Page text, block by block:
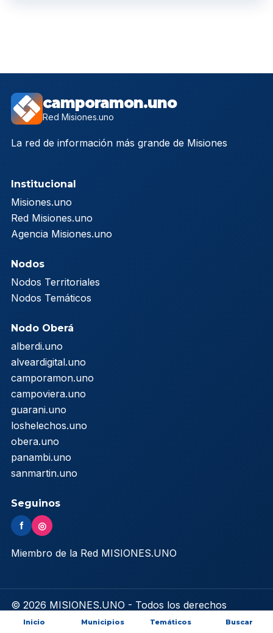
camporamon.uno
Red Misiones.uno
La red de información más grande de Misiones
Institucional
Misiones.uno
Red Misiones.uno
Agencia Misiones.uno
Nodos
Nodos Territoriales
Nodos Temáticos
Nodo Oberá
alberdi.uno
alveardigital.uno
camporamon.uno
campoviera.uno
guarani.uno
loshelechos.uno
obera.uno
panambi.uno
sanmartin.uno
Seguinos
f ◎
Miembro de la Red MISIONES.UNO
© 2026 MISIONES.UNO - Todos los derechos
reservados
Inicio Municipios Temáticos Buscar